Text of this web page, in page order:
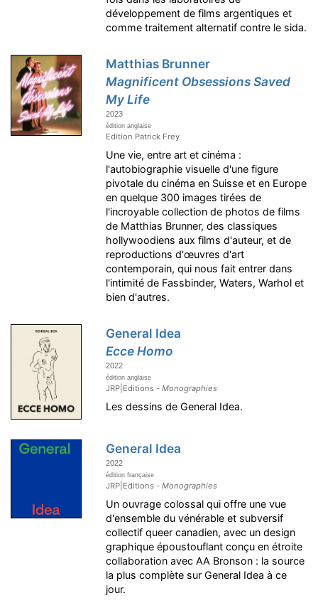
développement de films argentiques et
comme traitement alternatif contre le sida.
Matthias Brunner
Magnificent Obsessions Saved
My Life
2023
édition anglaise
Edition Patrick Frey
Une vie, entre art et cinéma :
l'autobiographie visuelle d'une figure
pivotale du cinéma en Suisse et en Europe
en quelque 300 images tirées de
l'incroyable collection de photos de films
de Matthias Brunner, des classiques
hollywoodiens aux films d'auteur, et de
reproductions d'œuvres d'art
contemporain, qui nous fait entrer dans
l'intimité de Fassbinder, Waters, Warhol et
bien d'autres.
General Idea
Ecce Homo
2022
édition anglaise
JRP|Editions -Monographies
Les dessins de General Idea.
General Idea
2022
édition française
JRP|Editions -Monographies
Un ouvrage colossal qui offre une vue
d'ensemble du vénérable et subversif
collectif queer canadien, avec un design
graphique époustouflant conçu en étroite
collaboration avec AA Bronson : la source
la plus complète sur General Idea à ce
jour.